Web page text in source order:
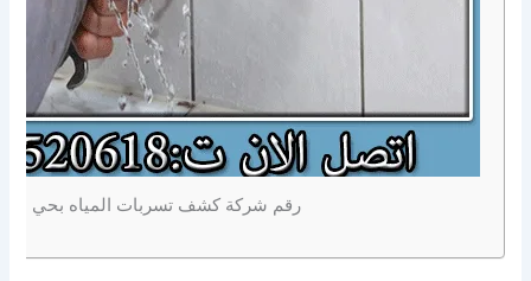
رقم شركة كشف تسربات المياه بحي